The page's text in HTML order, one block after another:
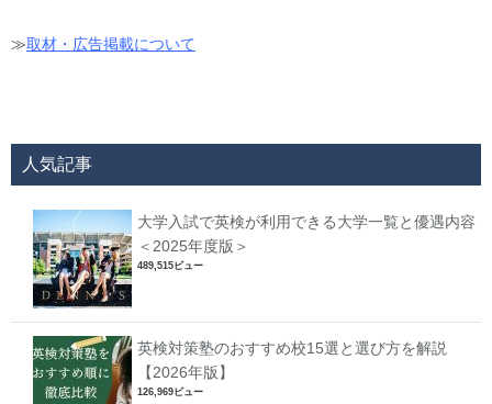
≫取材・広告掲載について
人気記事
大学入試で英検が利用できる大学一覧と優遇内容
＜2025年度版＞
489,515ビュー
英検対策塾のおすすめ校15選と選び方を解説
【2026年版】
126,969ビュー